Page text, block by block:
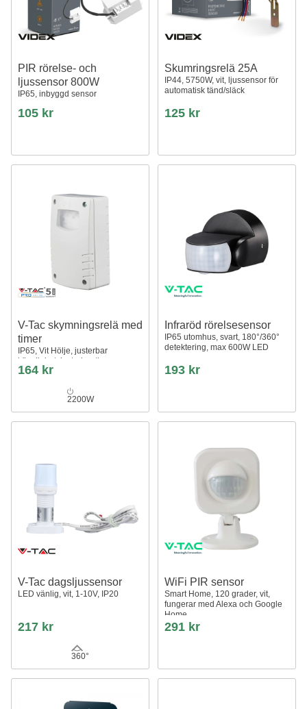
PIR rörelse- och
ljussensor 800W
IP65, inbyggd sensor
105 kr
Skumringsrelä 25A
IP44, 5750W, vit, ljussensor för
automatisk tänd/släck
125 kr
V-Tac skymningsrelä med
timer
IP65, Vit Hölje, justerbar
känslighet, justerbar timer
164 kr
2200W
Infraröd rörelsesensor
IP65 utomhus, svart, 180°/360°
detektering, max 600W LED
193 kr
V-Tac dagsljussensor
LED vänlig, vit, 1-10V, IP20
217 kr
360°
WiFi PIR sensor
Smart Home, 120 grader, vit,
fungerar med Alexa och Google
Home
291 kr